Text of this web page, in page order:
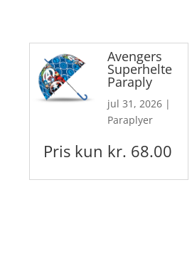
Avengers
Superhelte
Paraply
jul 31, 2026 |
Paraplyer
Pris kun kr. 68.00